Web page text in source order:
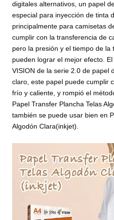
digitales alternativos, un papel
especial para inyección de tinta
principalmente para camisetas
cumplir con la transferencia de
pero la presión y el tiempo de la
pueden lograr el mejor efecto.
VISION de la serie 2.0 de papel
claro, este papel puede cumplir
frío y caliente, y rompió el
Papel Transfer Plancha Telas
también se puede usar bien en
Algodón Clara(inkjet).